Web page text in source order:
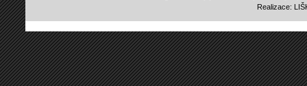
Realizace: